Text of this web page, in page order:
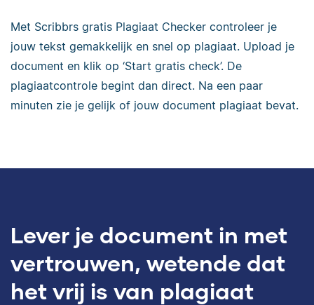
Met Scribbrs gratis Plagiaat Checker controleer je
jouw tekst gemakkelijk en snel op plagiaat. Upload je
document en klik op ‘Start gratis check’. De
plagiaatcontrole begint dan direct. Na een paar
minuten zie je gelijk of jouw document plagiaat bevat.
Lever je document in met
vertrouwen, wetende dat
het vrij is van plagiaat